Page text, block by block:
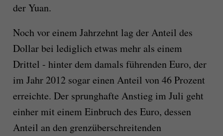
der Yuan.
Noch vor einem Jahrzehnt lag der Anteil des
Dollar bei lediglich etwas mehr als einem
Drittel - hinter dem damals führenden Euro, der
im Jahr 2012 sogar einen Anteil von 46 Prozent
erreichte. Der sprunghafte Anstieg im Juli geht
einher mit einem Einbruch des Euro, dessen
Anteil an den grenzüberschreitenden